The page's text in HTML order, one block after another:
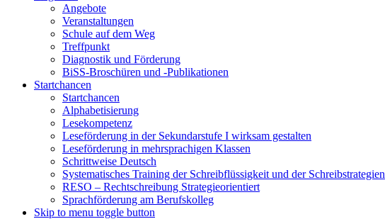
Angebote
Veranstaltungen
Schule auf dem Weg
Treffpunkt
Diagnostik und Förderung
BiSS-Broschüren und -Publikationen
Startchancen
Startchancen
Alphabetisierung
Lesekompetenz
Leseförderung in der Sekundarstufe I wirksam gestalten
Leseförderung in mehrsprachigen Klassen
Schrittweise Deutsch
Systematisches Training der Schreibflüssigkeit und der Schreibstrategien
RESO – Rechtschreibung Strategieorientiert
Sprachförderung am Berufskolleg
Skip to menu toggle button